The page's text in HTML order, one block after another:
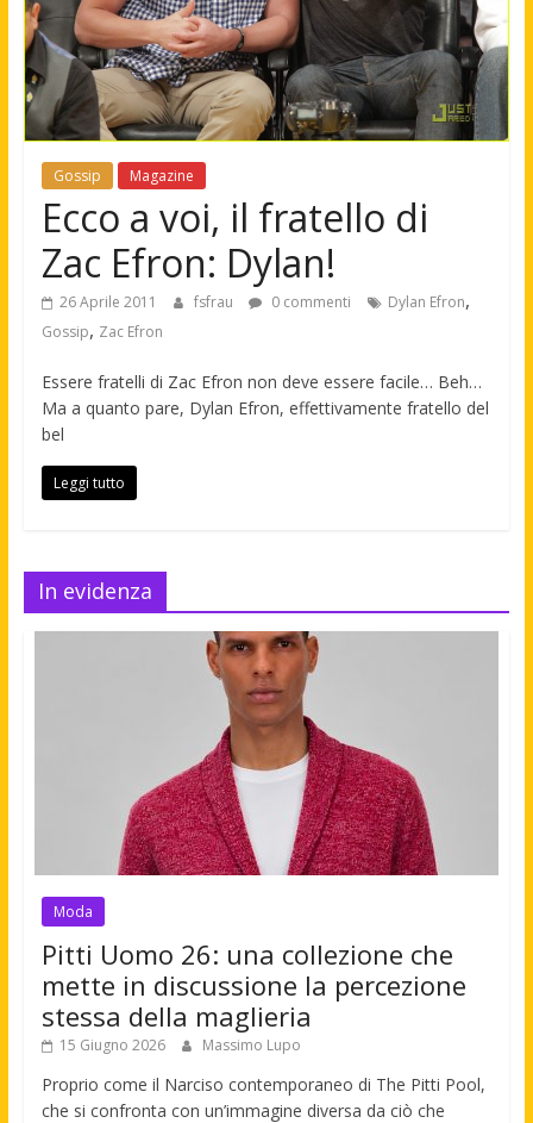
Gossip Magazine
Ecco a voi, il fratello di
Zac Efron: Dylan!
26 Aprile 2011 fsfrau 0 commenti Dylan Efron,
Gossip, Zac Efron
Essere fratelli di Zac Efron non deve essere facile… Beh…
Ma a quanto pare, Dylan Efron, effettivamente fratello del
bel
Leggi tutto
In evidenza
Moda
Pitti Uomo 26: una collezione che
mette in discussione la percezione
stessa della maglieria
15 Giugno 2026 Massimo Lupo
Proprio come il Narciso contemporaneo di The Pitti Pool,
che si confronta con un’immagine diversa da ciò che